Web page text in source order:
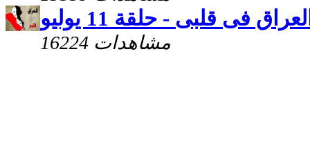
فى قلبى - حلقة 11 يوليو
16224 مشاهدات